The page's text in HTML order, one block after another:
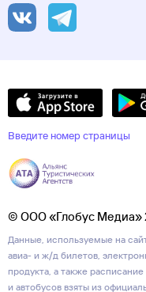
Введите номер страницы
© ООО «Глобус Медиа»
Данные, используемые на
авиа- и ж/д билетов,
продукта, а также
и автобусов взяты из